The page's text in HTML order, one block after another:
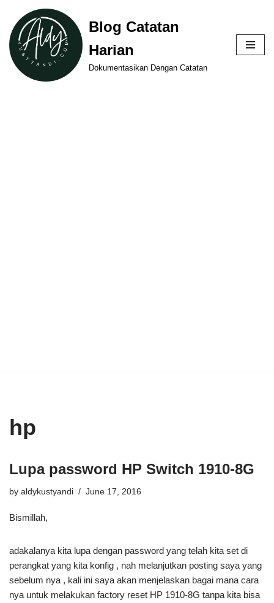
Skip
to
content
Blog Catatan
Harian
Dokumentasikan Dengan Catatan
hp
Lupa password HP Switch 1910-8G
by aldykustyandi June 17, 2016
Bismillah,
adakalanya kita lupa dengan password yang telah kita set di
perangkat yang kita konfig , nah melanjutkan posting saya yang
sebelum nya , kali ini saya akan menjelaskan bagai mana cara
nya untuk melakukan factory reset HP 1910-8G tanpa kita bisa